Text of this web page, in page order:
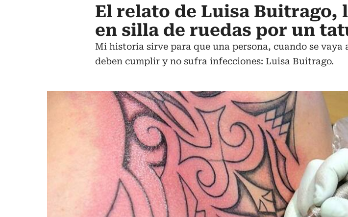
El relato de Luisa Buitrago,
en silla de ruedas por un
Mi historia sirve para que una persona, cuando se
deben cumplir y no sufra infecciones: Luisa Buitrago.